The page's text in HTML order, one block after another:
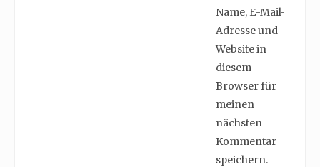
Name, E-Mail-
Adresse und
Website in
diesem
Browser für
meinen
nächsten
Kommentar
speichern.